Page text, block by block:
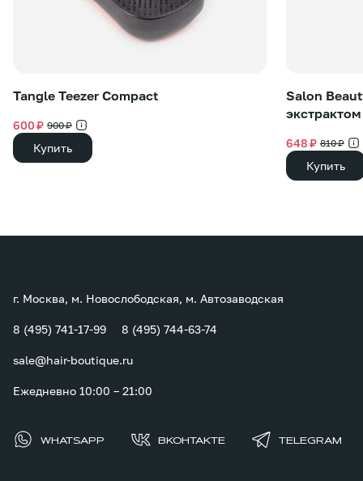
Tangle Teezer Compact
600 ₽ 900 ₽
Купить
Salon
648 ₽ 810 ₽
Купить
г. Москва, м. Новослободская, м. Автозаводская
8 (495) 741-17-99 8 (495) 744-63-74
sale@hair-boutique.ru
Ежедневно 10:00 – 21:00
WHATSAPP ВКОНТАКТЕ TELEGRAM